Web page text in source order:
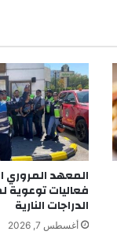
المعهد المروري
فعاليات
الدراجات النارية
أغسطس 7, 2026